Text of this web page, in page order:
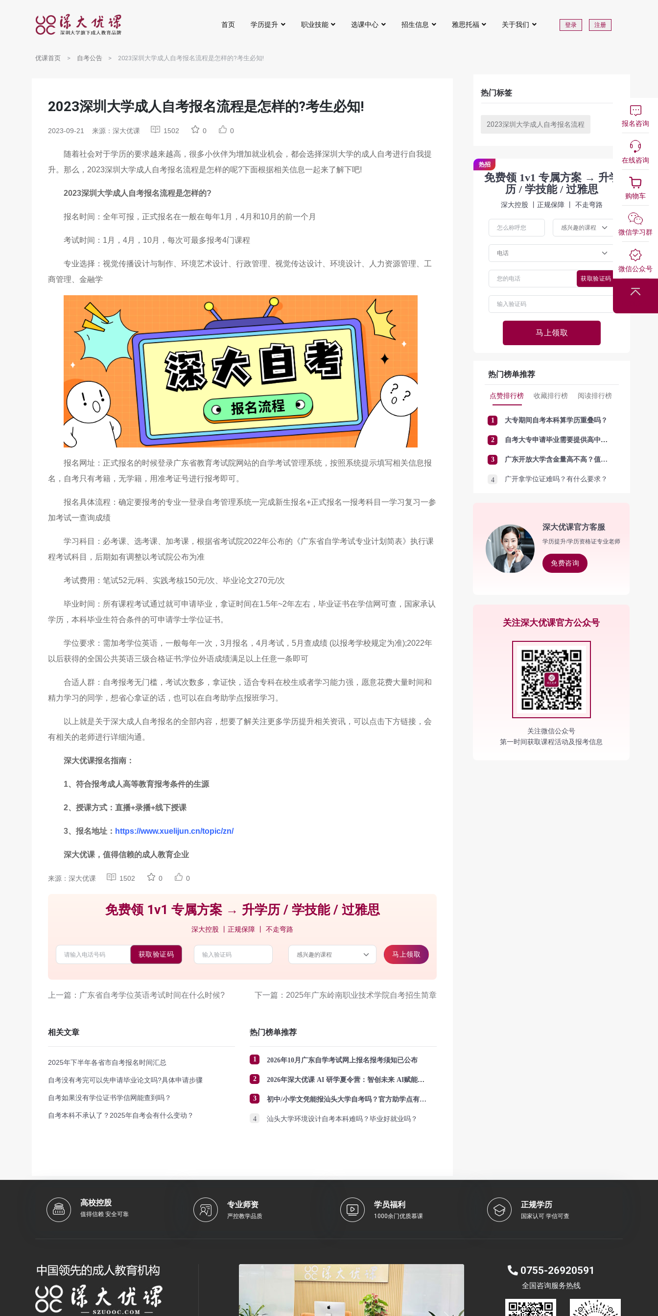
首页 学历提升 职业技能 选课中心 招生信息 雅思托福 关于我们 登录 注册
优课首页 自考公告 2023深圳大学成人自考报名流程是怎样的?考生必知!
2023深圳大学成人自考报名流程是怎样的?考生必知!
2023-09-21 来源：深大优课 1502 0 0
随着社会对于学历的要求越来越高，很多小伙伴为增加就业机会，都会选择深圳大学的成人自考进行自我提
升。那么，2023深圳大学成人自考报名流程是怎样的呢?下面根据相关信息一起来了解下吧!
2023深圳大学成人自考报名流程是怎样的?
报名时间：全年可报，正式报名在一般在每年1月，4月和10月的前一个月
考试时间：1月，4月，10月，每次可最多报考4门课程
专业选择：视觉传播设计与制作、环境艺术设计、行政管理、视觉传达设计、环境设计、人力资源管理、工
商管理、金融学
报名网址：正式报名的时候登录广东省教育考试院网站的自学考试管理系统，按照系统提示填写相关信息报
名，自考只有考籍，无学籍，用准考证号进行报考即可。
报名具体流程：确定要报考的专业一登录自考管理系统一完成新生报名+正式报名一报考科目一学习复习一参
加考试一查询成绩
学习科目：必考课、选考课、加考课，根据省考试院2022年公布的《广东省自学考试专业计划简表》执行课
程考试科目，后期如有调整以考试院公布为准
考试费用：笔试52元/科、实践考核150元/次、毕业论文270元/次
毕业时间：所有课程考试通过就可申请毕业，拿证时间在1.5年~2年左右，毕业证书在学信网可查，国家承认
学历，本科毕业生符合条件的可申请学士学位证书。
学位要求：需加考学位英语，一般每年一次，3月报名，4月考试，5月查成绩 (以报考学校规定为准);2022年
以后获得的全国公共英语三级合格证书;学位外语成绩满足以上任意一条即可
合适人群：自考报考无门槛，考试次数多，拿证快，适合专科在校生或者学习能力强，愿意花费大量时间和
精力学习的同学，想省心拿证的话，也可以在自考助学点报班学习。
以上就是关于深大成人自考报名的全部内容，想要了解关注更多学历提升相关资讯，可以点击下方链接，会
有相关的老师进行详细沟通。
深大优课报名指南：
1、符合报考成人高等教育报考条件的生源
2、授课方式：直播+录播+线下授课
3、报名地址： https://www.xuelijun.cn/topic/zn/
深大优课，值得信赖的成人教育企业
来源：深大优课 1502 0 0
免费领 1v1 专属方案 → 升学历 / 学技能 / 过雅思
深大控股 丨正规保障 丨 不走弯路
获取验证码 马上领取
上一篇：广东省自考学位英语考试时间在什么时候? 下一篇：2025年广东岭南职业技术学院自考招生简章
相关文章
2025年下半年各省市自考报名时间汇总
自考没有考完可以先申请毕业论文吗?具体申请步骤
自考如果没有学位证书学信网能查到吗？
自考本科不承认了？2025年自考会有什么变动？
热门榜单推荐
1 2026年10月广东自学考试网上报名报考须知已公布
2 2026年深大优课 AI 研学夏令营：智创未来 AI赋能成长
3 初中/小学文凭能报汕头大学自考吗？官方助学点有哪些？怎么报名？
4 汕头大学环境设计自考本科难吗？毕业好就业吗？
热门标签
2023深圳大学成人自考报名流程
免费领 1v1 专属方案 → 升学
历 / 学技能 / 过雅思
深大控股 丨正规保障 丨 不走弯路
热招
获取验证码
马上领取
热门榜单推荐
点赞排行榜 收藏排行榜 阅读排行榜
1 大专期间自考本科算学历重叠吗？
2 自考大专申请毕业需要提供高中毕业证吗？
3 广东开放大学含金量高不高？值得报考吗？
4 广开拿学位证难吗？有什么要求？
深大优课官方客服
学历提升/学历资格证专业老师
免费咨询
关注深大优课官方公众号
关注微信公众号
第一时间获取课程活动及报考信息
高校控股
值得信赖 安全可靠
专业师资
严控教学品质
学员福利
1000余门优质慕课
正规学历
国家认可 学信可查
0755-26920591
全国咨询服务热线
报名咨询
在线咨询
购物车
微信学习群
微信公众号